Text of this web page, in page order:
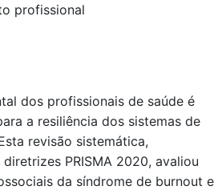
profissional
dos profissionais de saúde é
a resiliência dos sistemas de
revisão sistemática,
PRISMA 2020, avaliou
da síndrome de burnout e